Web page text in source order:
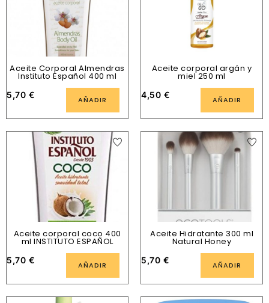
Aceite Corporal Almendras
Instituto Español 400 ml
5,70 € AÑADIR
Aceite corporal argán y
miel 250 ml
4,50 € AÑADIR
Aceite corporal coco 400
ml INSTITUTO ESPAÑOL
5,70 € AÑADIR
Aceite Hidratante 300 ml
Natural Honey
5,70 € AÑADIR